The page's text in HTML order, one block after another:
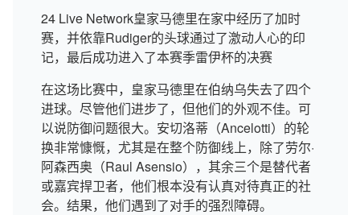
24 Live Network皇家马德里在家中经历了加时
赛，并依靠Rudiger的头球通过了激动人心的印
记，最后成功进入了本赛季雷伊杯的决赛
在这场比赛中，皇家马德里在伯纳乌失去了四个
进球。尽管他们进步了，但他们的外观不佳。可
以说防御问题很大。安切洛蒂（Ancelotti）的轮
换非常慷慨，尤其是在整个防御线上，除了劳尔·
阿森西奥（Raul Asensio），其余三个是替代者
或嘉宾捍卫者，他们根本没有认真对待真正的社
会。结果，他们遇到了对手的强烈障碍。